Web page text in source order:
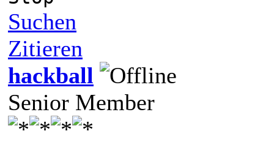
Suchen
Zitieren
hackball
Senior Member